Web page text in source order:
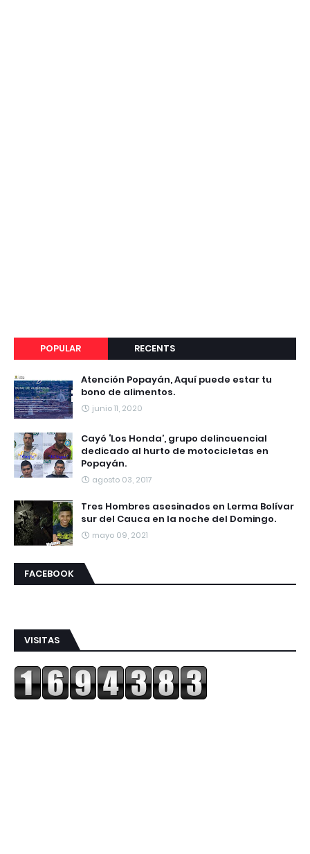
POPULAR RECENTS
Atención Popayán, Aquí puede estar tu
bono de alimentos.
junio 11, 2020
Cayó ‘Los Honda’, grupo delincuencial
dedicado al hurto de motocicletas en
Popayán.
agosto 03, 2017
Tres Hombres asesinados en Lerma Bolívar
sur del Cauca en la noche del Domingo.
mayo 09, 2021
FACEBOOK
VISITAS